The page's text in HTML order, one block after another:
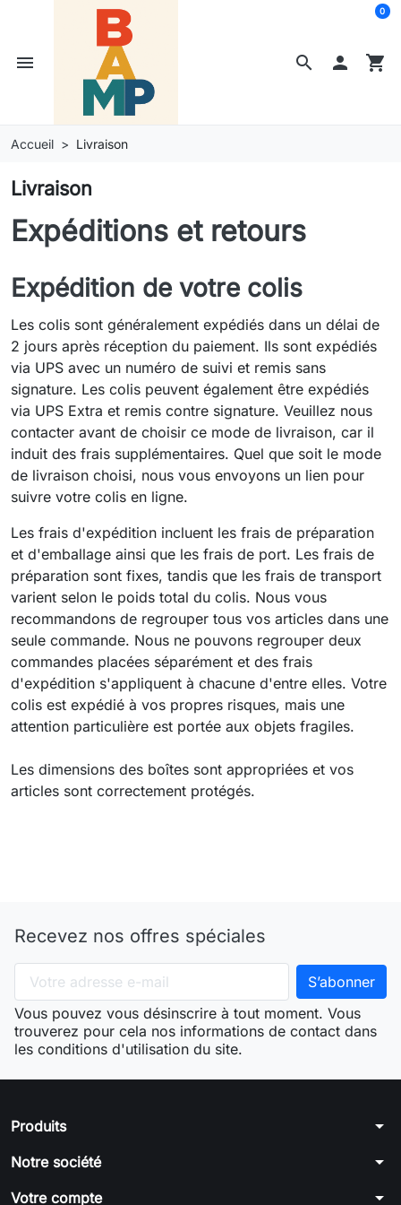
search
menu  shopping_cart
0
Accueil Livraison
Livraison
Expéditions et retours
Expédition de votre colis
Les colis sont généralement expédiés dans un délai de
2 jours après réception du paiement. Ils sont expédiés
via UPS avec un numéro de suivi et remis sans
signature. Les colis peuvent également être expédiés
via UPS Extra et remis contre signature. Veuillez nous
contacter avant de choisir ce mode de livraison, car il
induit des frais supplémentaires. Quel que soit le mode
de livraison choisi, nous vous envoyons un lien pour
suivre votre colis en ligne.
Les frais d'expédition incluent les frais de préparation
et d'emballage ainsi que les frais de port. Les frais de
préparation sont fixes, tandis que les frais de transport
varient selon le poids total du colis. Nous vous
recommandons de regrouper tous vos articles dans une
seule commande. Nous ne pouvons regrouper deux
commandes placées séparément et des frais
d'expédition s'appliquent à chacune d'entre elles. Votre
colis est expédié à vos propres risques, mais une
attention particulière est portée aux objets fragiles.
Les dimensions des boîtes sont appropriées et vos
articles sont correctement protégés.
Recevez nos offres spéciales
Vous pouvez vous désinscrire à tout moment. Vous
trouverez pour cela nos informations de contact dans
les conditions d'utilisation du site.
Produits arrow_drop_down
Notre société arrow_drop_down
Votre compte arrow_drop_down